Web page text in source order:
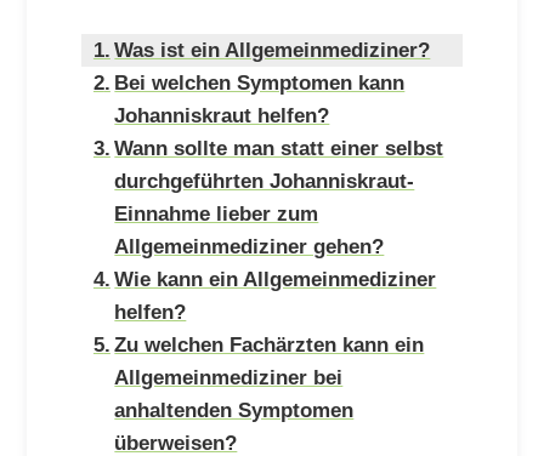
Was ist ein Allgemeinmediziner?
Bei welchen Symptomen kann
Johanniskraut helfen?
Wann sollte man statt einer selbst
durchgeführten Johanniskraut-
Einnahme lieber zum
Allgemeinmediziner gehen?
Wie kann ein Allgemeinmediziner
helfen?
Zu welchen Fachärzten kann ein
Allgemeinmediziner bei
anhaltenden Symptomen
überweisen?